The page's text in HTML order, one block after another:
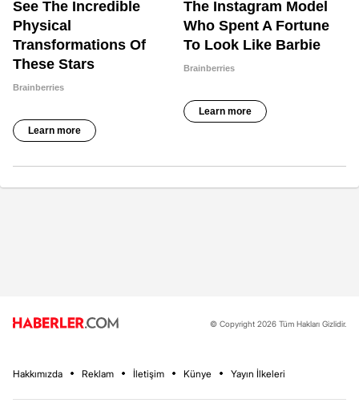
© Copyright 2026 Tüm Hakları Gizlidir.
Hakkımızda Reklam İletişim Künye Yayın İlkeleri